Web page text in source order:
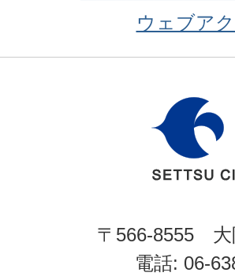
ウェブア
〒566-8555 大
電話: 06-